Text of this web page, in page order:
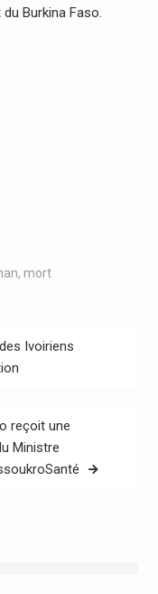
Burkina Faso.
, mort
Ivoiriens
reçoit une
Ministre